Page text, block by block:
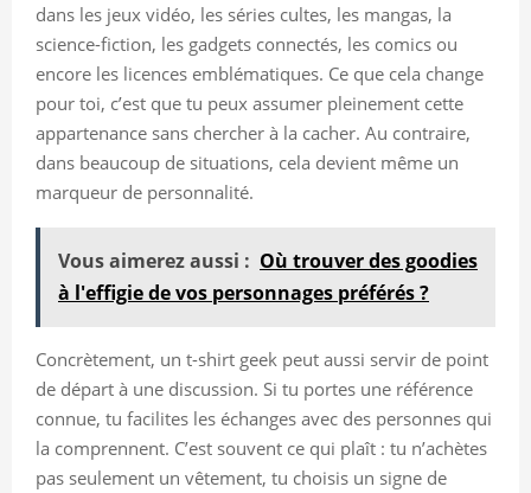
dans les jeux vidéo, les séries cultes, les mangas, la
science-fiction, les gadgets connectés, les comics ou
encore les licences emblématiques. Ce que cela change
pour toi, c’est que tu peux assumer pleinement cette
appartenance sans chercher à la cacher. Au contraire,
dans beaucoup de situations, cela devient même un
marqueur de personnalité.
Vous aimerez aussi : Où trouver des goodies
à l'effigie de vos personnages préférés ?
Concrètement, un t-shirt geek peut aussi servir de point
de départ à une discussion. Si tu portes une référence
connue, tu facilites les échanges avec des personnes qui
la comprennent. C’est souvent ce qui plaît : tu n’achètes
pas seulement un vêtement, tu choisis un signe de